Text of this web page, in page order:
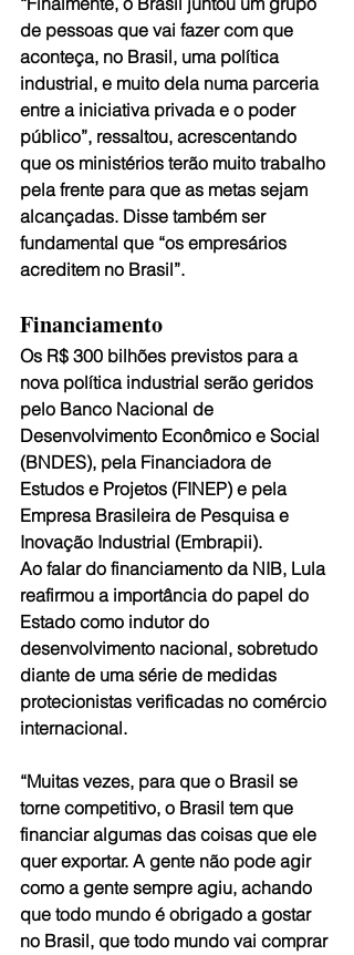
de pessoas que vai fazer com que
aconteça, no Brasil, uma política
industrial, e muito dela numa parceria
entre a iniciativa privada e o poder
público”, ressaltou, acrescentando
que os ministérios terão muito trabalho
pela frente para que as metas sejam
alcançadas. Disse também ser
fundamental que “os empresários
acreditem no Brasil”.
Financiamento
Os R$ 300 bilhões previstos para a
nova política industrial serão geridos
pelo Banco Nacional de
Desenvolvimento Econômico e Social
(BNDES), pela Financiadora de
Estudos e Projetos (FINEP) e pela
Empresa Brasileira de Pesquisa e
Inovação Industrial (Embrapii).
Ao falar do financiamento da NIB, Lula
reafirmou a importância do papel do
Estado como indutor do
desenvolvimento nacional, sobretudo
diante de uma série de medidas
protecionistas verificadas no comércio
internacional.
“Muitas vezes, para que o Brasil se
torne competitivo, o Brasil tem que
financiar algumas das coisas que ele
quer exportar. A gente não pode agir
como a gente sempre agiu, achando
que todo mundo é obrigado a gostar
no Brasil, que todo mundo vai comprar